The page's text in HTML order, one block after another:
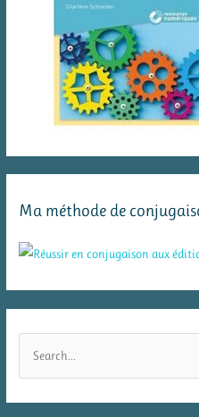
Ma méthode de